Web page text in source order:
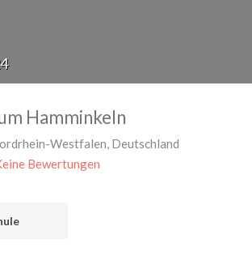
Hamminkeln
Westfalen Deutschland
Bewertungen